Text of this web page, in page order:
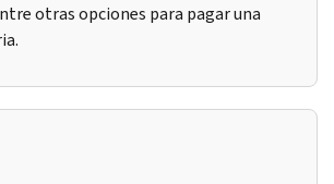
otras opciones para pagar una